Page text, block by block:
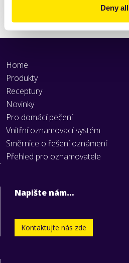
Deny all
Home
Produkty
Receptury
Novinky
Pro domácí pečení
Vnitřní oznamovací systém
Směrnice o řešení oznámení
Přehled pro oznamovatele
Napište nám…
Kontaktujte nás zde